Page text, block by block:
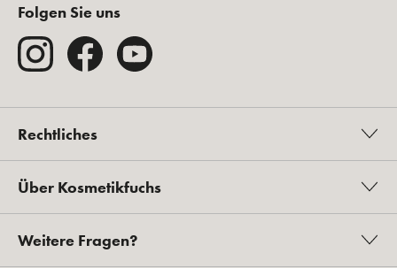
Folgen Sie uns
Rechtliches
Über Kosmetikfuchs
Weitere Fragen?